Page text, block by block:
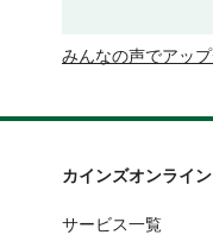
みんなの声でアッ
カインズオンライ
サービス一覧